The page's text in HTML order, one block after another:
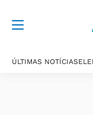
ÚLTIMAS NOTÍCIAS